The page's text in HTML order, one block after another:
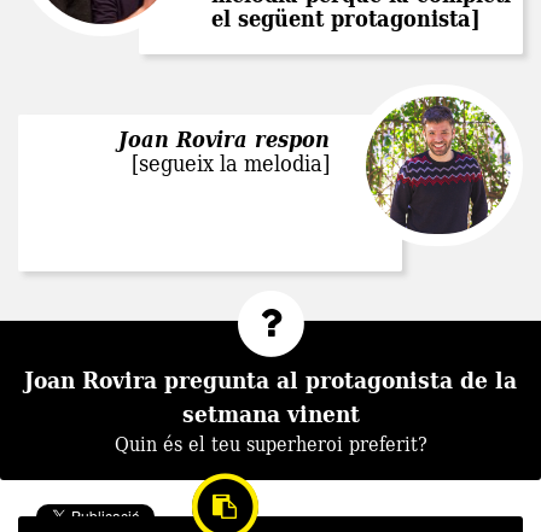
el següent protagonista]
Joan Rovira respon
[segueix la melodia]
Joan Rovira pregunta al protagonista de la
setmana vinent
Quin és el teu superheroi preferit?